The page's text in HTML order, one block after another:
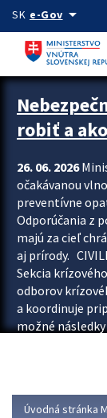
Preskocit na hlavný
SK e-Govarrow_drop_down
Zastavit
robiť a
26. 06. 2026
očakávanou
preventívne
Odporúčania z
majú za cieľ
aj prírody.
Sekcia
odborov
a koordinuje
možné
Úvodná stránka